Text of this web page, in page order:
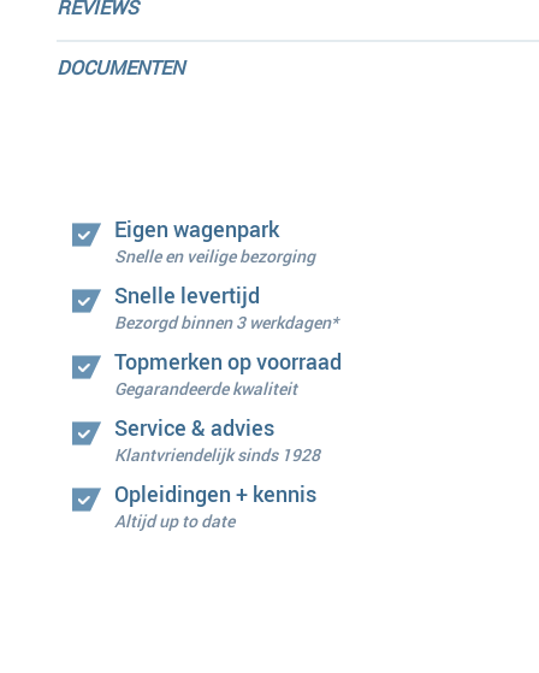
REVIEWS
DOCUMENTEN
Eigen wagenpark
Snelle en veilige bezorging
Snelle levertijd
Bezorgd binnen 3 werkdagen*
Topmerken op voorraad
Gegarandeerde kwaliteit
Service & advies
Klantvriendelijk sinds 1928
Opleidingen + kennis
Altijd up to date